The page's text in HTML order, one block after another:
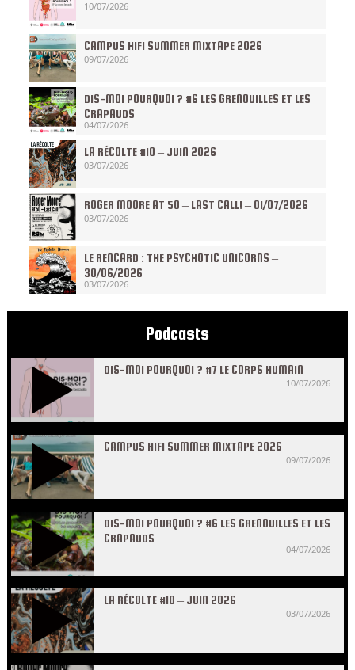
10/07/2026
CAMPUS HIFI SUMMER MIXTAPE 2026
09/07/2026
DIS-MOI POURQUOI ? #6 LES GRENOUILLES ET LES
CRAPAUDS
04/07/2026
LA RÉCOLTE #10 – JUIN 2026
03/07/2026
ROGER MOORE AT 50 – LAST CALL! – 01/07/2026
03/07/2026
LE RENCARD : THE PSYCHOTIC UNICORNS –
30/06/2026
03/07/2026
Podcasts
DIS-MOI POURQUOI ? #7 LE CORPS HUMAIN
10/07/2026
CAMPUS HIFI SUMMER MIXTAPE 2026
09/07/2026
DIS-MOI POURQUOI ? #6 LES GRENOUILLES ET LES
CRAPAUDS
04/07/2026
LA RÉCOLTE #10 – JUIN 2026
03/07/2026